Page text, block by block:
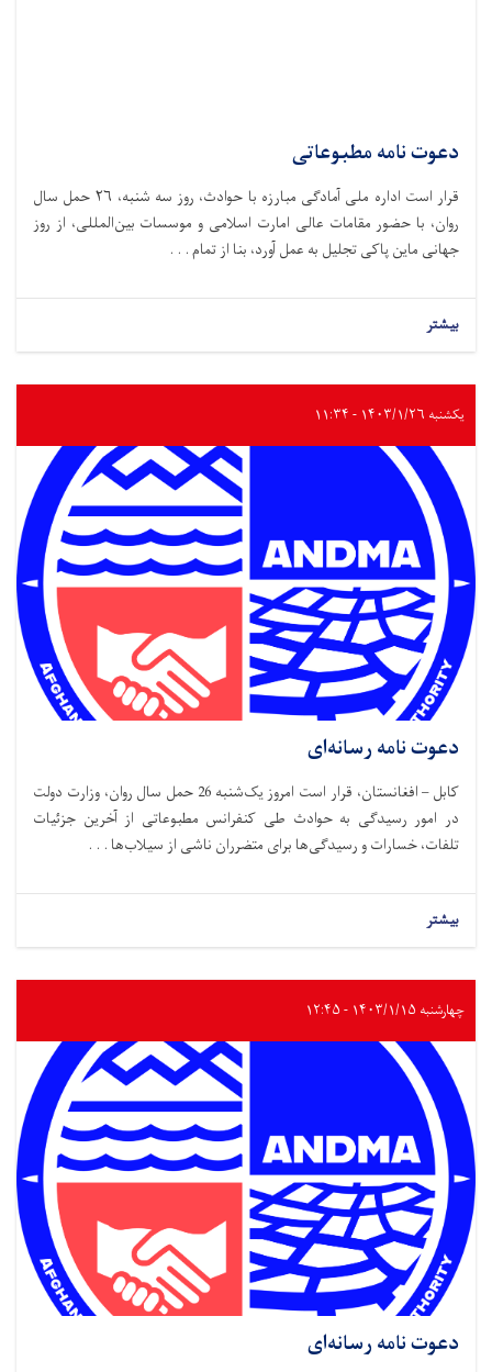
دعوت نامه مطبوعاتی
قرار است اداره ملی آمادگی مبارزه با حوادث،‌ روز سه شنبه، ۲۶ حمل سال
روان، با حضور مقامات عالی امارت اسلامی و موسسات بین‌المللی، از روز
جهانی ماین پاکی تجلیل به عمل آورد، بنا از تمام . . .
بیشتر
یکشنبه ۱۴۰۳/۱/۲۶ - ۱۱:۳۴
دعوت نامه رسانه‌ای
کابل – افغانستان، قرار است امروز یک‌شنبه 26 حمل سال روان، وزارت دولت
در امور رسیدگی به حوادث طی کنفرانس مطبوعاتی از آخرین جزئیات
تلفات، خسارات و رسیدگی‌ها برای متضرران ناشی از سیلاب‌ها . . .
بیشتر
چهارشنبه ۱۴۰۳/۱/۱۵ - ۱۲:۴۵
دعوت نامه رسانه‌ای